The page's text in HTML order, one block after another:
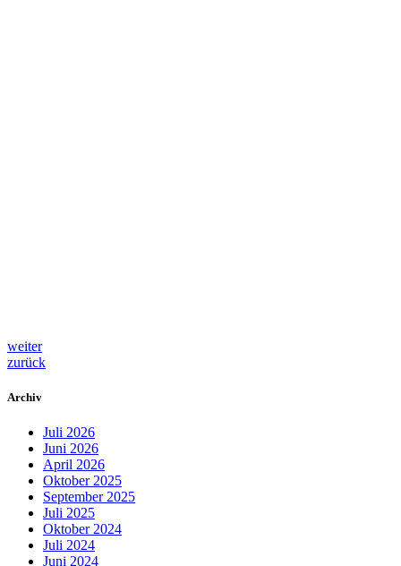
weiter
zurück
Archiv
Juli 2026
Juni 2026
April 2026
Oktober 2025
September 2025
Juli 2025
Oktober 2024
Juli 2024
Juni 2024